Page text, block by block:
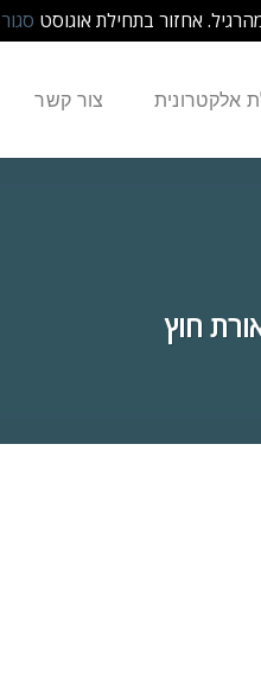
אחזור בתחילת אוגוסט סגור
אלקטרונית צור קשר
חוץ